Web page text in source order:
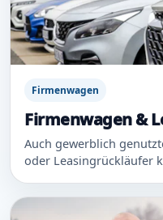
Firmenwagen
Firmenwagen &
Auch gewerblich
oder Leasingrückläufer